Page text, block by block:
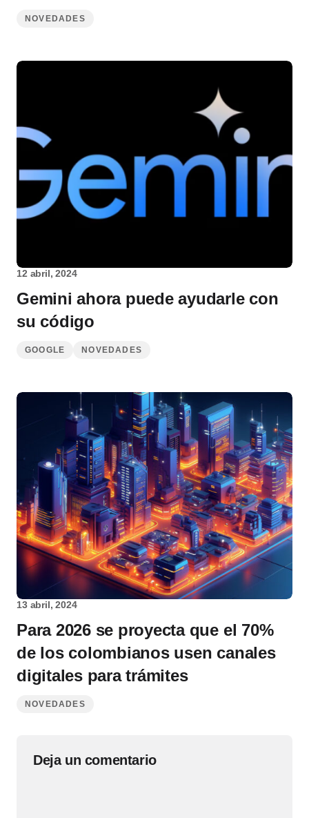
NOVEDADES
12 abril, 2024
Gemini ahora puede ayudarle con
su código
GOOGLE NOVEDADES
13 abril, 2024
Para 2026 se proyecta que el 70%
de los colombianos usen canales
digitales para trámites
NOVEDADES
Deja un comentario